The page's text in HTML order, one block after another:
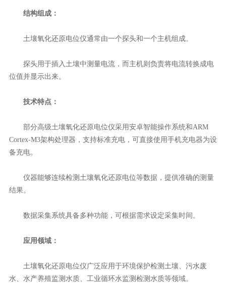
结构组成：
土壤氧化还原电位仪通常由一个探头和一个主机组成。
探头用于插入土壤中测量电流，而主机则负责将电流转换成电
位值并显示出来。
技术特点：
部分高级土壤氧化还原电位仪采用安卓智能操作系统和ARM
Cortex-M3架构处理器，支持标准充电，可直接使用手机充电器为设
备充电。
仪器能够连续检测土壤氧化还原电位等数据，提供准确的测量
结果。
数据采集系统具备多种功能，可根据需求设定采集时间。
应用领域：
土壤氧化还原电位仪广泛应用于环境保护检测土壤、污水废
水、水产养殖监测水质、工业循环水监测检测水质等领域。